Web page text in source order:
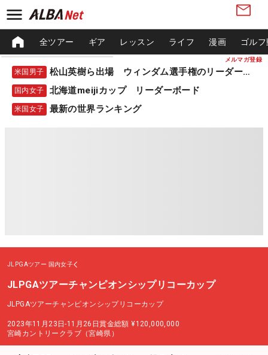
メルマガ登録
全ツアー ギア レッスン ライフ 漫画 ゴル
米国男子 松山英樹ら出場 ウィンダム選手権のリーダーボード
国内女子 北海道meijiカップ リーダーボード
米国女子 最新の世界ランキング
JLPGAツアー 国内女子
JLPGAツアーチャンピオンシップリコーカップ
JLPGAツアーチャンピオンシップリコーカップ
2023年11月23日-11月26日賞金総額 ¥120,000,000
宮崎カントリークラブ（宮崎県）